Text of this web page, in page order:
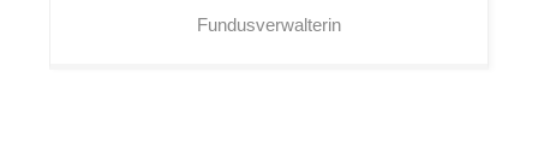
Fundusverwalterin